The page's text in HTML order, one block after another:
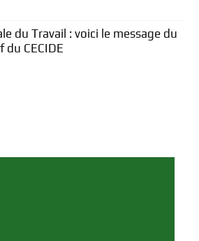
du Travail : voici le message du
CECIDE